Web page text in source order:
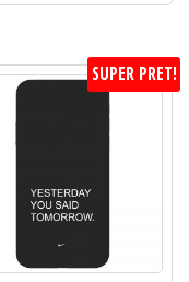
SUPER PRET!